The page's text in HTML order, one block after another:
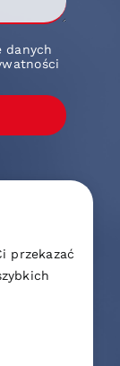
danych
przekazać